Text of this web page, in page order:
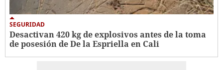
SEGURIDAD
Desactivan 420 kg de explosivos antes de la toma
de posesión de De la Espriella en Cali